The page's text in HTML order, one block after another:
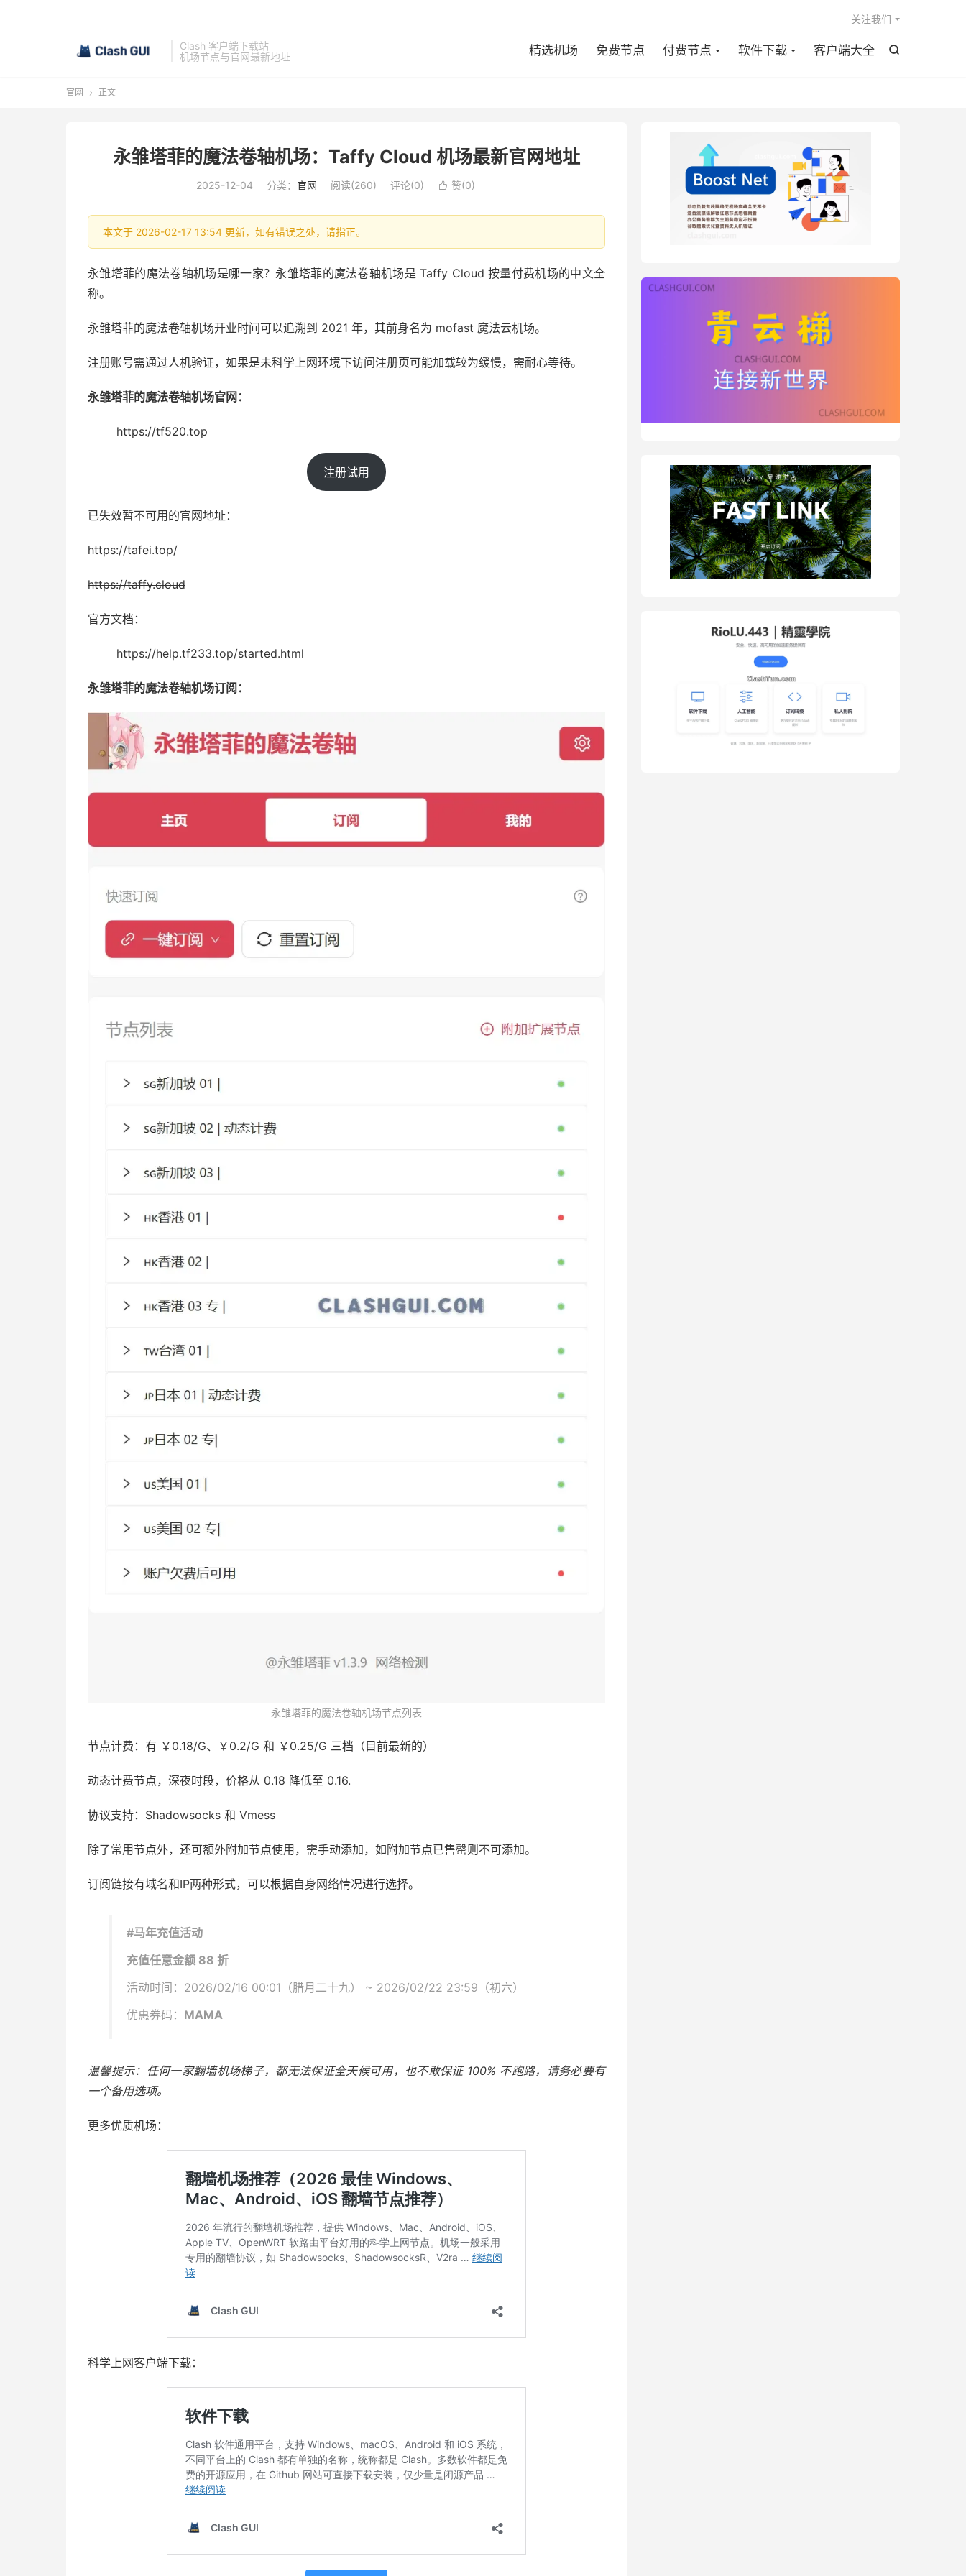
Clash 客户端下载站
机场节点与官网最新地址

精选机场 免费节点 付费节点 软件下载 客户端大全
关注我们
官网  正文
永雏塔菲的魔法卷轴机场：Taffy Cloud 机场最新官网地址
2025-12-04 分类： 官网 阅读(260) 评论(0)  赞(0)
本文于 2026-02-17 13:54 更新，如有错误之处，请指正。
永雏塔菲的魔法卷轴机场是哪一家？永雏塔菲的魔法卷轴机场是 Taffy Cloud 按量付费机场的中文全
称。
永雏塔菲的魔法卷轴机场开业时间可以追溯到 2021 年，其前身名为 mofast 魔法云机场。
注册账号需通过人机验证，如果是未科学上网环境下访问注册页可能加载较为缓慢，需耐心等待。
永雏塔菲的魔法卷轴机场官网：
https://tf520.top
注册试用
已失效暂不可用的官网地址：
https://tafei.top/
https://taffy.cloud
官方文档：
https://help.tf233.top/started.html
永雏塔菲的魔法卷轴机场订阅：
永雏塔菲的魔法卷轴机场节点列表
节点计费：有 ￥0.18/G、￥0.2/G 和 ￥0.25/G 三档（目前最新的）
动态计费节点，深夜时段，价格从 0.18 降低至 0.16.
协议支持：Shadowsocks 和 Vmess
除了常用节点外，还可额外附加节点使用，需手动添加，如附加节点已售罄则不可添加。
订阅链接有域名和IP两种形式，可以根据自身网络情况进行选择。
#马年充值活动
充值任意金额 88 折
活动时间：2026/02/16 00:01（腊月二十九） ~ 2026/02/22 23:59（初六）
优惠券码： MAMA
温馨提示：任何一家翻墙机场梯子，都无法保证全天候可用，也不敢保证 100% 不跑路，请务必要有
一个备用选项。
更多优质机场：
科学上网客户端下载：